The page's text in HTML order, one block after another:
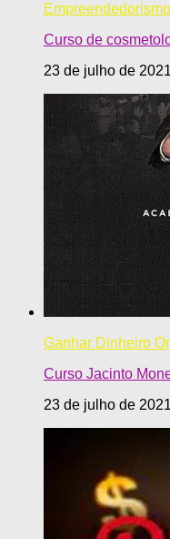
Empreendedorismo
Curso de
23 de julho de 2021
Ganhar Dinheiro
Curso Jacinto
23 de julho de 2021